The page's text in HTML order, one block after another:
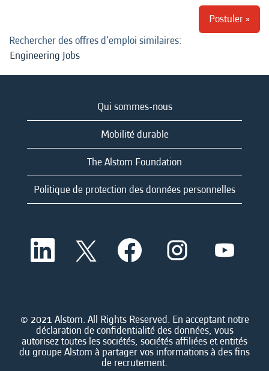
Postuler »
Rechercher des offres d’emploi similaires:
Engineering Jobs
Qui sommes-nous
Mobilité durable
The Alstom Foundation
Politique de protection des données personnelles
S
o
d
a
n
s
u
S
’
o
d
a
n
s
S
o
d
a
n
s
u
d
a
n
s
u
d
a
n
s
u
© 2021 Alstom. All Rights Reserved. En acceptant notre
déclaration de confidentialité des données, vous
autorisez toutes les sociétés, sociétés affiliées et entités
du groupe Alstom à partager vos informations à des fins
de recrutement.